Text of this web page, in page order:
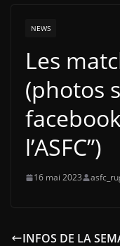
NEWS
Les
(photos
l’ASFC”)
16 mai 2023
INFOS DE LA